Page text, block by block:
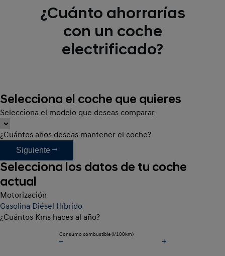
¿Cuánto ahorrarías
con un coche
electrificado?
Selecciona el coche que quieres
Selecciona el modelo que deseas comparar
¿Cuántos años deseas mantener el coche?
Siguiente
Selecciona los datos de tu coche
actual
Motorización
Gasolina Diésel Híbrido
¿Cuántos Kms haces al año?
Consumo combustible(l/100km)